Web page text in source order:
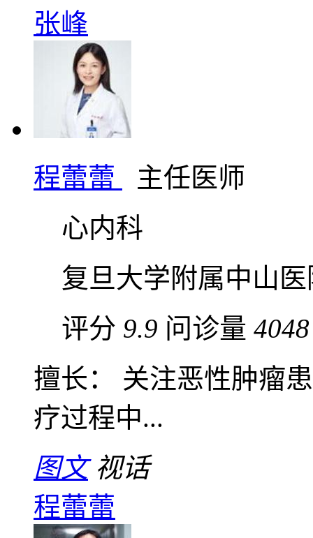
张峰
程蕾蕾
主任医师
心内科
复旦大学附属中山医
评分 9.9 问诊量 4048
擅长： 关注恶性肿瘤
疗过程中...
图文 视话
程蕾蕾